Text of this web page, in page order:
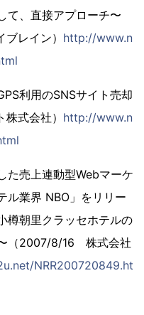
て、直接アプローチ〜
レイン） http://www.n
利用のSNSサイト売却
式会社） http://www.n
た売上連動型Webマーケ
ル業界 NBO」をリリー
樽朝里クラッセホテルの
（2007/8/16 株式会社
NRR200720849.ht